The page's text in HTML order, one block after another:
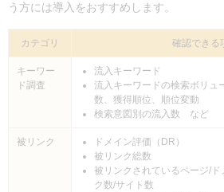
う方には導入をおすすめします。
カテゴリ 確認できる
キーワー
ド調査
流入キーワード
流入キーワードの検索ボリュ
数、獲得順位、順位変動
検索意図別の流入数 など
被リンク
ドメイン評価（DR）
被リンク総数
被リンクされているページ/
ク数/サイト数